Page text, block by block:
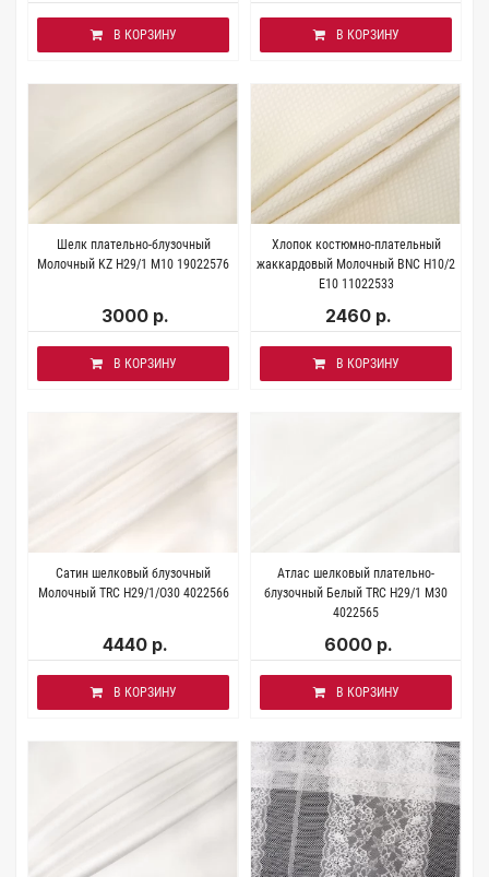
В КОРЗИНУ В КОРЗИНУ
Шелк плательно-блузочный
Молочный KZ H29/1 M10 19022576
3000 р.
В КОРЗИНУ
Хлопок костюмно-плательный
жаккардовый Молочный BNC H10/2
E10 11022533
2460 р.
В КОРЗИНУ
Сатин шелковый блузочный
Молочный TRC Н29/1/O30 4022566
4440 р.
В КОРЗИНУ
Атлас шелковый плательно-
блузочный Белый TRC Н29/1 M30
4022565
6000 р.
В КОРЗИНУ